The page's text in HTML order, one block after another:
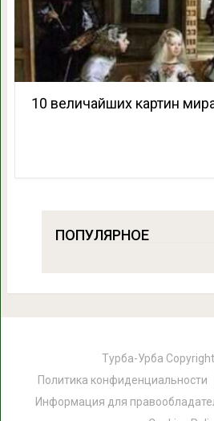
10 величайших картин
ПОПУЛЯРНОЕ
Турба-Урба
Политика конфиденциальности
Информация для